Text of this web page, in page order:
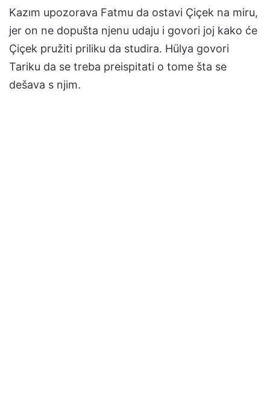
Kazım upozorava Fatmu da ostavi Çiçek na miru,
jer on ne dopušta njenu udaju i govori joj kako će
Çiçek pružiti priliku da studira. Hülya govori
Tariku da se treba preispitati o tome šta se
dešava s njim.